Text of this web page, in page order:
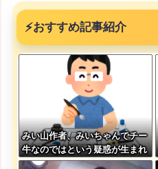
⚡おすすめ記事紹介
みい山作者、みいちゃんでチー
牛なのではという疑惑が生まれ
るｗｗｗｗｗｗｗ